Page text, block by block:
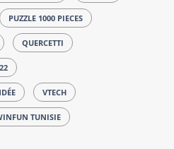
PUZZLE 1000 PIECES
QUERCETTI
VTECH
TUNISIE